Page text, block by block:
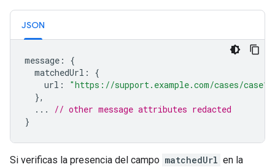
JSON
message :
{
matchedUrl :
{
url :
"https://support.example.com/cases/
},
...
// other message attributes redacted
}
Si verificas la presencia del campo matchedUrl en la